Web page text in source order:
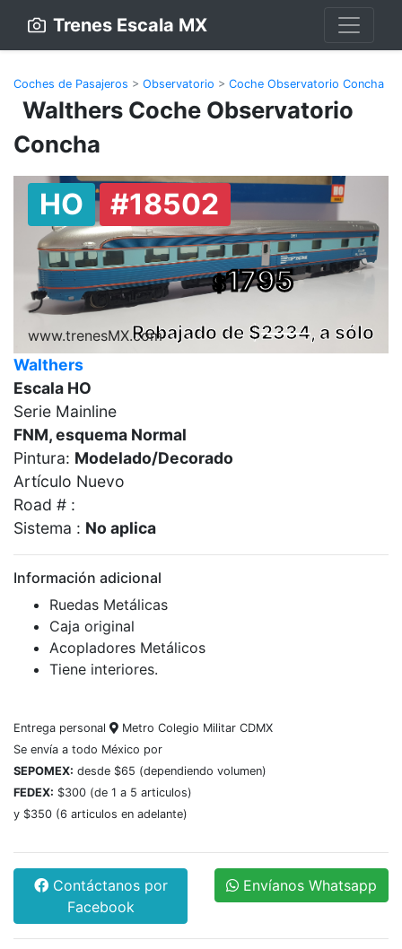
Trenes Escala MX
Coches de Pasajeros > Observatorio > Coche Observatorio Concha
Walthers Coche Observatorio
Concha
HO #18502
$1795
Rebajado de $2334, a sólo
www.trenesMX.com
Walthers
Escala HO
Serie Mainline
FNM, esquema Normal
Pintura: Modelado/Decorado
Artículo Nuevo
Road # :
Sistema : No aplica
Información adicional
Ruedas Metálicas
Caja original
Acopladores Metálicos
Tiene interiores.
Entrega personal
Metro Colegio Militar CDMX
Se envía a todo México por
SEPOMEX: desde $65 (dependiendo volumen)
FEDEX: $300 (de 1 a 5 articulos)
y $350 (6 articulos en adelante)
Contáctanos por
Facebook
Envíanos Whatsapp